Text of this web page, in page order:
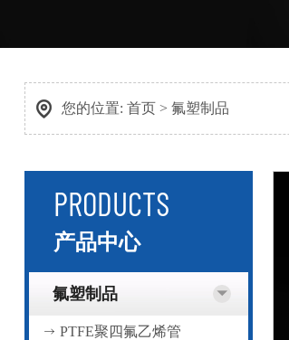
您的位置: 首页> 氟塑制品
PRODUCTS
产品中心
氟塑制品
PTFE聚四氟乙烯管